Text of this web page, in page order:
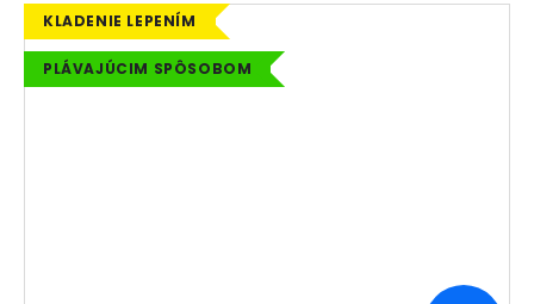
KLADENIE LEPENÍM
PLÁVAJÚCIM SPÔSOBOM